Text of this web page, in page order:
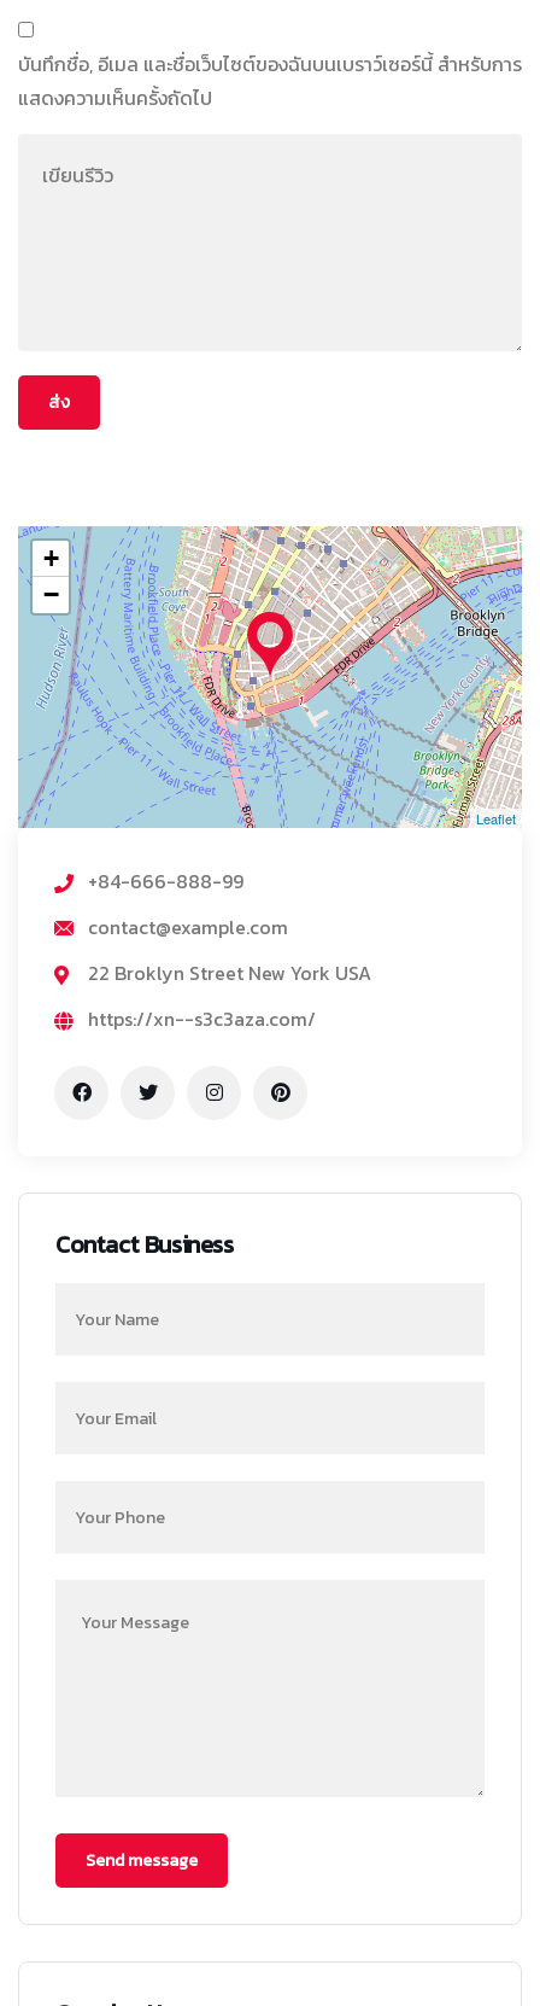
บันทึกชื่อ, อีเมล และชื่อเว็บไซต์ของฉันบนเบราว์เซอร์นี้ สำหรับการ
แสดงความเห็นครั้งถัดไป
+
−
Leaflet
+84-666-888-99
contact@example.com
22 Broklyn Street New York USA
https://xn--s3c3aza.com/
Contact Business